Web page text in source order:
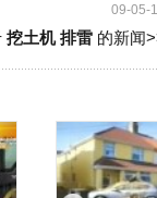
09-05-
挖土机 排雷的新闻